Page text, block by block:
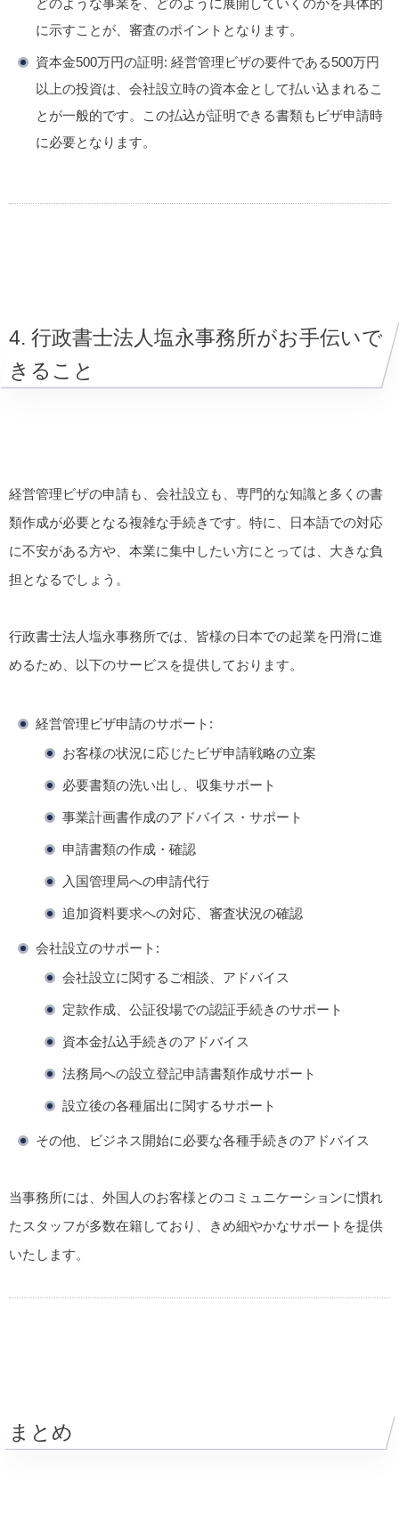
に示すことが、審査のポイントとなります。
資本金500万円の証明: 経営管理ビザの要件である500万円
以上の投資は、会社設立時の資本金として払い込まれるこ
とが一般的です。この払込が証明できる書類もビザ申請時
に必要となります。
4. 行政書士法人塩永事務所がお手伝いで
きること
経営管理ビザの申請も、会社設立も、専門的な知識と多くの書
類作成が必要となる複雑な手続きです。特に、日本語での対応
に不安がある方や、本業に集中したい方にとっては、大きな負
担となるでしょう。
行政書士法人塩永事務所では、皆様の日本での起業を円滑に進
めるため、以下のサービスを提供しております。
経営管理ビザ申請のサポート:
お客様の状況に応じたビザ申請戦略の立案
必要書類の洗い出し、収集サポート
事業計画書作成のアドバイス・サポート
申請書類の作成・確認
入国管理局への申請代行
追加資料要求への対応、審査状況の確認
会社設立のサポート:
会社設立に関するご相談、アドバイス
定款作成、公証役場での認証手続きのサポート
資本金払込手続きのアドバイス
法務局への設立登記申請書類作成サポート
設立後の各種届出に関するサポート
その他、ビジネス開始に必要な各種手続きのアドバイス
当事務所には、外国人のお客様とのコミュニケーションに慣れ
たスタッフが多数在籍しており、きめ細やかなサポートを提供
いたします。
まとめ